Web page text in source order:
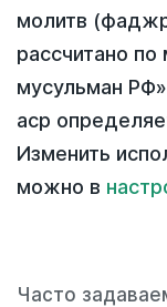
молитв
рассчитано
мусульман
аср
Изменить
можно в
Часто